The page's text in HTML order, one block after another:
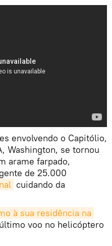
envolvendo o Capitólio,
Washington, se tornou
arame farpado,
de 25.000
cuidando da
à sua residência na
voo no helicóptero